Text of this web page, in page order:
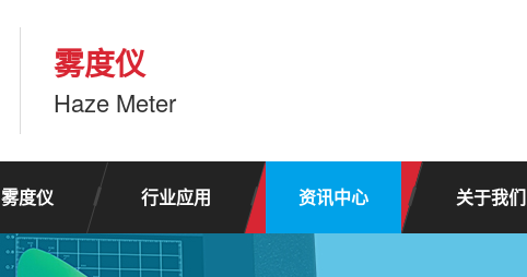
雾度仪
Haze Meter
雾度仪 行业应用 资讯中心 关于我们